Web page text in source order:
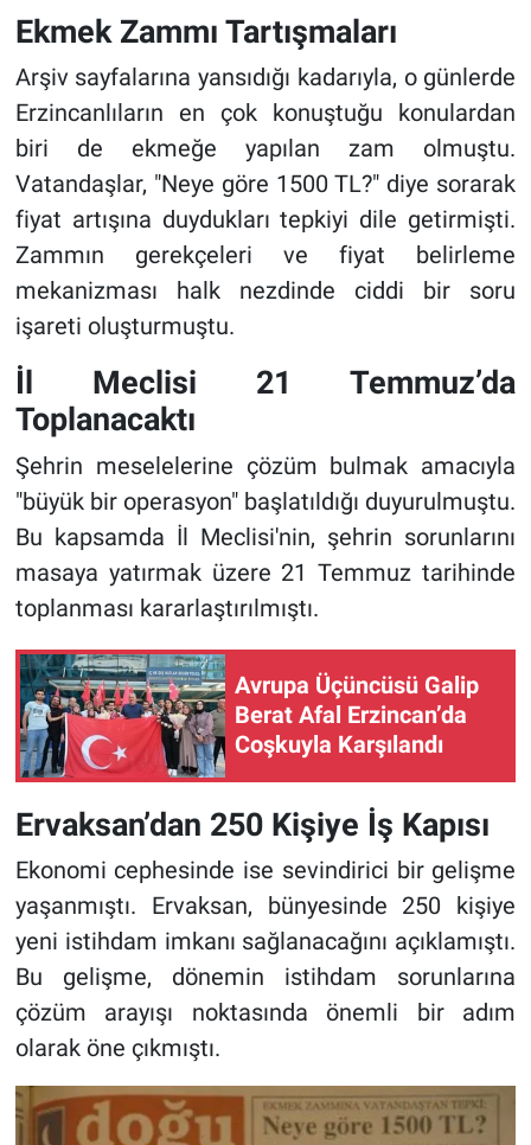
Ekmek Zammı Tartışmaları
Arşiv sayfalarına yansıdığı kadarıyla, o günlerde
Erzincanlıların en çok konuştuğu konulardan
biri de ekmeğe yapılan zam olmuştu.
Vatandaşlar, "Neye göre 1500 TL?" diye sorarak
fiyat artışına duydukları tepkiyi dile getirmişti.
Zammın gerekçeleri ve fiyat belirleme
mekanizması halk nezdinde ciddi bir soru
işareti oluşturmuştu.
İl Meclisi 21 Temmuz’da
Toplanacaktı
Şehrin meselelerine çözüm bulmak amacıyla
"büyük bir operasyon" başlatıldığı duyurulmuştu.
Bu kapsamda İl Meclisi'nin, şehrin sorunlarını
masaya yatırmak üzere 21 Temmuz tarihinde
toplanması kararlaştırılmıştı.
Avrupa Üçüncüsü Galip
Berat Afal Erzincan’da
Coşkuyla Karşılandı
Ervaksan’dan 250 Kişiye İş Kapısı
Ekonomi cephesinde ise sevindirici bir gelişme
yaşanmıştı. Ervaksan, bünyesinde 250 kişiye
yeni istihdam imkanı sağlanacağını açıklamıştı.
Bu gelişme, dönemin istihdam sorunlarına
çözüm arayışı noktasında önemli bir adım
olarak öne çıkmıştı.